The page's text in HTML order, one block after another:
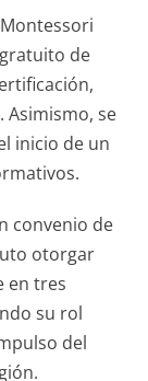
de
se
inicio de un
convenio de
otorgar
en tres
su rol
del